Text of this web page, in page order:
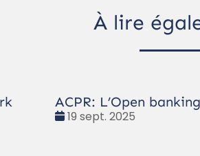
À lire
ACPR: L’Open
Date
19 sept. 2025